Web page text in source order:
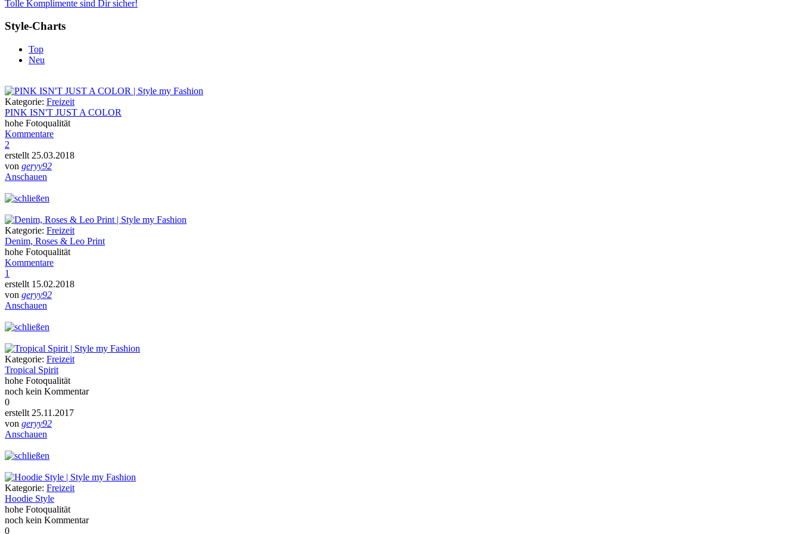
Tolle Komplimente sind Dir sicher!
Style-Charts
Top
Neu
Kategorie: Freizeit
PINK ISN'T JUST A COLOR
hohe Fotoqualität
Kommentare
2
erstellt 25.03.2018
von geryy92
Anschauen
Kategorie: Freizeit
Denim, Roses & Leo Print
hohe Fotoqualität
Kommentare
1
erstellt 15.02.2018
von geryy92
Anschauen
Kategorie: Freizeit
Tropical Spirit
hohe Fotoqualität
noch kein Kommentar
0
erstellt 25.11.2017
von geryy92
Anschauen
Kategorie: Freizeit
Hoodie Style
hohe Fotoqualität
noch kein Kommentar
0